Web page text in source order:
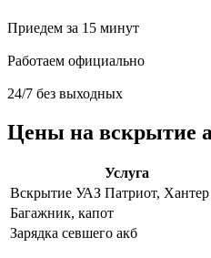
Приедем за 15 минут
Работаем официально
24/7 без выходных
Цены на вскрытие
Услуга
Вскрытие УАЗ Патриот, Хантер
Багажник, капот
Зарядка севшего акб